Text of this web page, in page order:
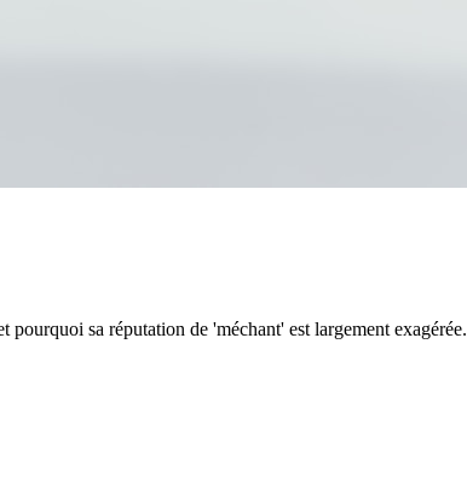
sa réputation de 'méchant' est largement exagérée.